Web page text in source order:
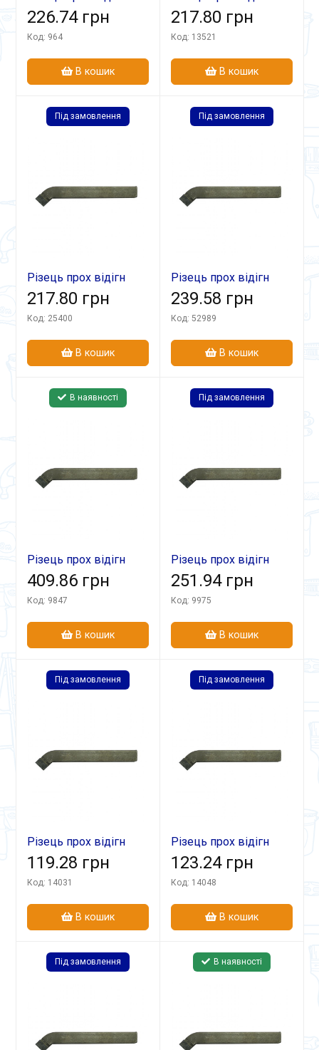
25х16х140 ВК8
226.74 грн
Код: 964
В кошик
20х16х120 Т5К10
217.80 грн
Код: 13521
В кошик
Під замовлення
Різець прох відігн
20х16х120 Т15К6
217.80 грн
Код: 25400
В кошик
Під замовлення
Різець прох відігн
30х25х160 Т15К6
239.58 грн
Код: 52989
В кошик
В наявності
Різець прох відігн
32х20х170 Т5К10
409.86 грн
Код: 9847
В кошик
Під замовлення
Різець прох відігн
25х16х140 Т15К6 лів
251.94 грн
Код: 9975
В кошик
Під замовлення
Різець прох відігн
20х12х125 Т15К6
119.28 грн
Код: 14031
В кошик
Під замовлення
Різець прох відігн
16х12х100 Т15К6
123.24 грн
Код: 14048
В кошик
Під замовлення В наявності